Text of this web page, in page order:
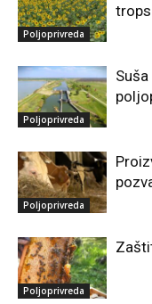
Poljoprivreda
Poljoprivreda
Poljoprivreda
Poljoprivreda